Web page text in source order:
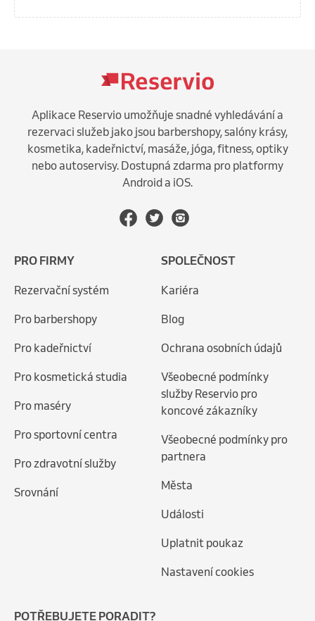
Aplikace Reservio umožňuje snadné vyhledávání a
rezervaci služeb jako jsou barbershopy, salóny krásy,
kosmetika, kadeřnictví, masáže, jóga, fitness, optiky
nebo autoservisy. Dostupná zdarma pro platformy
Android a iOS.
PRO FIRMY
Rezervační systém
Pro barbershopy
Pro kadeřnictví
Pro kosmetická studia
Pro maséry
Pro sportovní centra
Pro zdravotní služby
Srovnání
SPOLEČNOST
Kariéra
Blog
Ochrana osobních údajů
Všeobecné podmínky
služby Reservio pro
koncové zákazníky
Všeobecné podmínky pro
partnera
Města
Události
Uplatnit poukaz
Nastavení cookies
POTŘEBUJETE PORADIT?